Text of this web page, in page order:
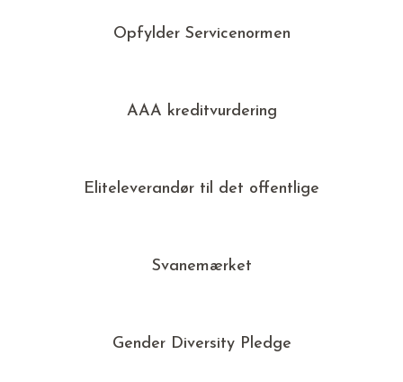
Opfylder Servicenormen
AAA kreditvurdering
Eliteleverandør til det offentlige
Svanemærket
Gender Diversity Pledge